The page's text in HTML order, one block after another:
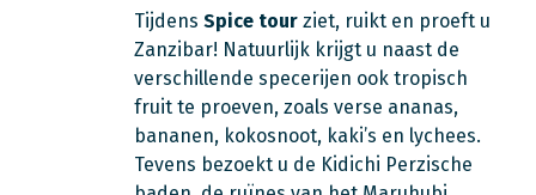
Tijdens Spice tour ziet, ruikt en proeft u
Zanzibar! Natuurlijk krijgt u naast de
verschillende specerijen ook tropisch
fruit te proeven, zoals verse ananas,
bananen, kokosnoot, kaki’s en lychees.
Tevens bezoekt u de Kidichi Perzische